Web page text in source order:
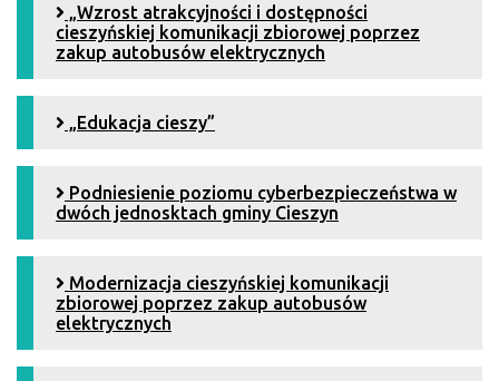
„Wzrost atrakcyjności i dostępności
cieszyńskiej komunikacji zbiorowej poprzez
zakup autobusów elektrycznych
„Edukacja cieszy”
Podniesienie poziomu cyberbezpieczeństwa w
dwóch jednosktach gminy Cieszyn
Modernizacja cieszyńskiej komunikacji
zbiorowej poprzez zakup autobusów
elektrycznych